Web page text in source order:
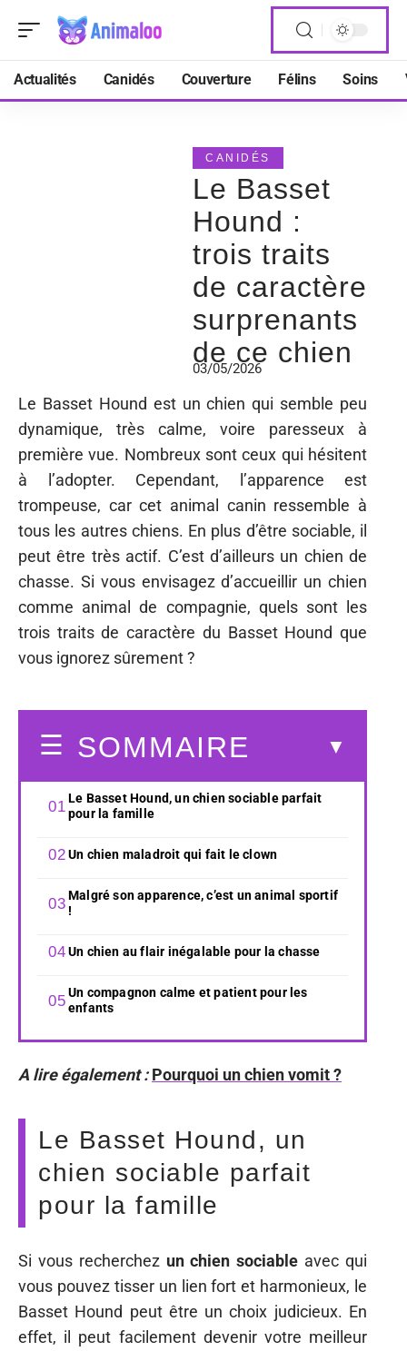
Actualités Canidés Couverture Félins Soins
CANIDÉS
Le Basset
Hound :
trois traits
de caractère
surprenants
de ce chien
03/05/2026
Le Basset Hound est un chien qui semble peu
dynamique, très calme, voire paresseux à
première vue. Nombreux sont ceux qui hésitent
à l’adopter. Cependant, l’apparence est
trompeuse, car cet animal canin ressemble à
tous les autres chiens. En plus d’être sociable, il
peut être très actif. C’est d’ailleurs un chien de
chasse. Si vous envisagez d’accueillir un chien
comme animal de compagnie, quels sont les
trois traits de caractère du Basset Hound que
vous ignorez sûrement ?
SOMMAIRE
Le Basset Hound, un chien sociable parfait
pour la famille
Un chien maladroit qui fait le clown
Malgré son apparence, c’est un animal sportif
!
Un chien au flair inégalable pour la chasse
Un compagnon calme et patient pour les
enfants
A lire également : Pourquoi un chien vomit ?
Le Basset Hound, un
chien sociable parfait
pour la famille
Si vous recherchez un chien sociable avec qui
vous pouvez tisser un lien fort et harmonieux, le
Basset Hound peut être un choix judicieux. En
effet, il peut facilement devenir votre meilleur